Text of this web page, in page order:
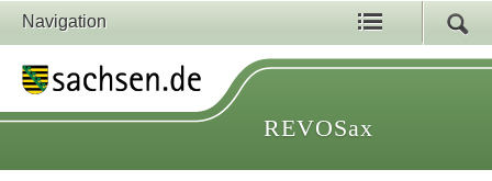
Navigation
REVOSax